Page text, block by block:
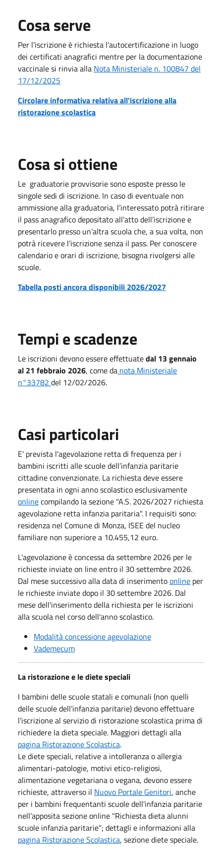
Cosa serve
Per l'iscrizione è richiesta l'autocertificazione in luogo
dei certificati anagrafici mentre per la documentazione
vaccinale si rinvia alla Nota Ministeriale n. 100847 del
17/12/2025
Circolare informativa relativa all'iscrizione alla
ristorazione scolastica
Cosa si ottiene
Le graduatorie provvisorie sono esposte presso le
singole sedi di iscrizione. In caso di eventuale non
ammissione alla graduatoria, l’interessato potrà ritirare
il pass anagrafico depositato all’atto dell’iscrizione e
presentarlo presso un’altra scuola che, a sua volta, non
potrà ricevere l’iscrizione senza il pass. Per conoscere
calendario e orari di iscrizione, bisogna rivolgersi alle
scuole.
Tabella posti ancora disponibili 2026/2027
Tempi e scadenze
Le iscrizioni devono essere effettuatedal 13 gennaio
al 21 febbraio 2026, come da nota Ministeriale
n°33782 del 12/02/2026.
Casi particolari
E' prevista l'agevolazione retta di frequenza per i
bambini iscritti alle scuole dell’infanzia paritarie
cittadine convenzionate. La richiesta deve essere
presentata in ogni anno scolastico esclusivamente
onlinecompilando la sezione "A.S. 2026/2027 richiesta
agevolazione retta infanzia paritaria". I requisiti sono:
residenza nel Comune di Monza, ISEE del nucleo
familiare non superiore a 10.455,12 euro.
L'agevolazione è concessa da settembre 2026 per le
richieste inviate on line entro il 30 settembre 2026.
Dal mese successivo alla data di inserimentoonline per
le richieste inviate dopo il 30 settembre 2026. Dal
mese dell'inserimento della richiesta per le iscrizioni
alla scuola nel corso dell'anno scolastico.
Modalità concessione agevolazione
Vademecum
La ristorazione e le diete speciali
I bambini delle scuole statali e comunali (non quelli
delle scuole dell’infanzia paritarie) devono effettuare
l’iscrizione al servizio di ristorazione scolastica prima di
richiedere la dieta speciale. Maggiori dettagli alla
pagina Ristorazione Scolastica.
Le diete speciali, relative a intolleranza o allergia
alimentari-patologie, motivi etico-religiosi,
alimentazione vegetariana o vegana, devono essere
richieste, attraverso il Nuovo Portale Genitori, anche
per i bambini frequentanti scuole dell'infanzia paritarie
nell’apposita sezione online "Richiesta dieta alunni
scuole infanzia paritarie"; dettagli e informazioni alla
pagina Ristorazione Scolastica, sezione diete speciale.